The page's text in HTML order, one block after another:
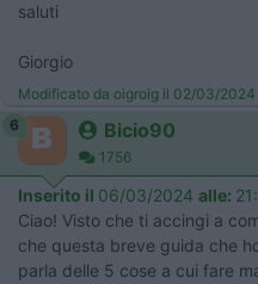
saluti
Giorgio
Modificato da oigroig il 02/03/
6
Bicio90
1756
Inserito il 06/03/2024 alle:
Ciao! Visto che ti accingi a
che questa breve guida che
parla delle 5 cose a cui fare